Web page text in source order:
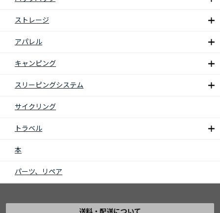
ストレージ
アパレル
キャンピング
スリーピングシステム
サイクリング
トラベル
本
パーツ、リペア